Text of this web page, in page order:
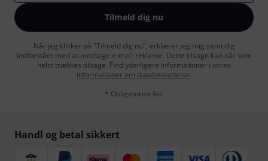
Tilmeld dig nu
Når jeg klikker på "Tilmeld dig nu", erklærer jeg mig samtidig
indforstået med at modtage e-mail-reklame. Dette tilsagn kan når som
helst trækkes tilbage. Find yderligere informationer i vores
informationer om databeskyttelse.
* Obligatorisk felt
Handl og betal sikkert